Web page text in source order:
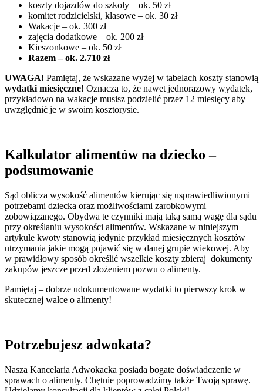
koszty dojazdów do szkoły – ok. 50 zł
komitet rodzicielski, klasowe – ok. 30 zł
Wakacje – ok. 300 zł
zajęcia dodatkowe – ok. 200 zł
Kieszonkowe – ok. 50 zł
Razem – ok. 2.710 zł
UWAGA! Pamiętaj, że wskazane wyżej w tabelach koszty stanowią
wydatki miesięczne! Oznacza to, że nawet jednorazowy wydatek,
przykładowo na wakacje musisz podzielić przez 12 miesięcy aby
uwzględnić je w swoim kosztorysie.
Kalkulator alimentów na dziecko –
podsumowanie
Sąd oblicza wysokość alimentów kierując się usprawiedliwionymi
potrzebami dziecka oraz możliwościami zarobkowymi
zobowiązanego. Obydwa te czynniki mają taką samą wagę dla sądu
przy określaniu wysokości alimentów. Wskazane w niniejszym
artykule kwoty stanowią jedynie przykład miesięcznych kosztów
utrzymania jakie mogą pojawić się w danej grupie wiekowej. Aby
w prawidłowy sposób określić wszelkie koszty zbieraj dokumenty
zakupów jeszcze przed złożeniem pozwu o alimenty.
Pamiętaj – dobrze udokumentowane wydatki to pierwszy krok w
skutecznej walce o alimenty!
Potrzebujesz adwokata?
Nasza Kancelaria Adwokacka posiada bogate doświadczenie w
sprawach o alimenty. Chętnie poprowadzimy także Twoją sprawę.